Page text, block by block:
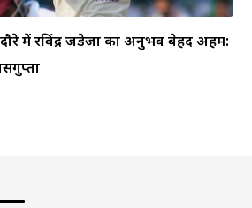
दौरे में रविंद्र जडेजा का अनुभव बेहद अहम: